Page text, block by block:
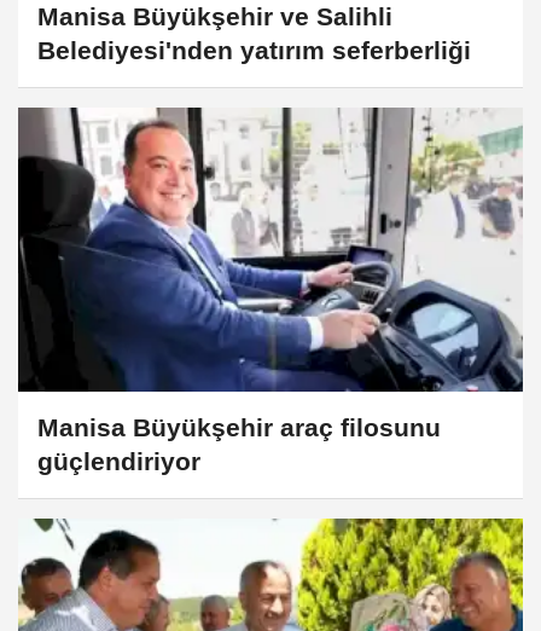
Manisa Büyükşehir ve Salihli
Belediyesi'nden yatırım seferberliği
Manisa Büyükşehir araç filosunu
güçlendiriyor